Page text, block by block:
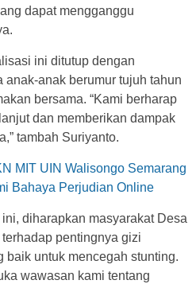
dapat mengganggu
ini ditutup dengan
anak berumur tujuh tahun
bersama. “Kami berharap
dan memberikan dampak
tambah Suriyanto.
MIT UIN Walisongo Semarang
Bahaya Perjudian Online
diharapkan masyarakat Desa
pentingnya gizi
baik untuk mencegah stunting.
wawasan kami tentang